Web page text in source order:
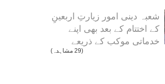
شعبہ دینی امور زیارتِ اربعینِ
کے اختتام کے بعد بھی اپنے
خدماتی موکب کے ذریعے
(29 مشاہدہ)